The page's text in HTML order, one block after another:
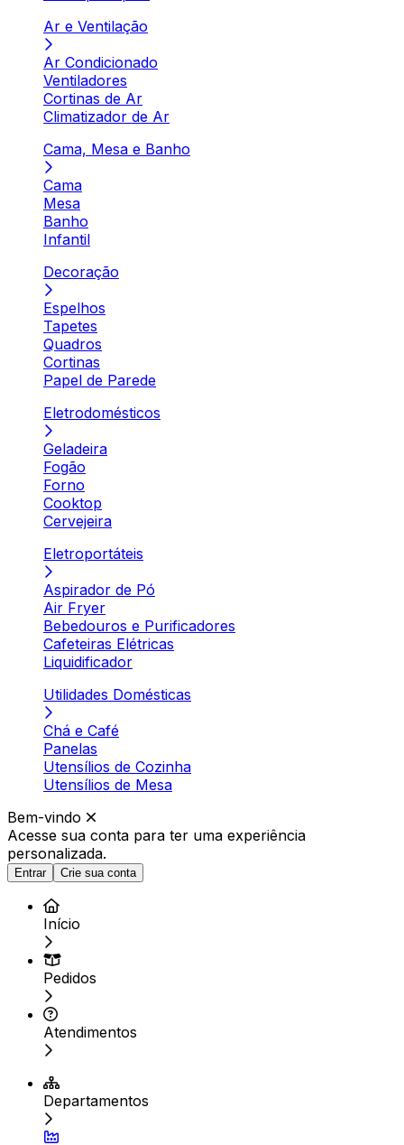
Ar e Ventilação
Ar Condicionado
Ventiladores
Cortinas de Ar
Climatizador de Ar
Cama, Mesa e Banho
Cama
Mesa
Banho
Infantil
Decoração
Espelhos
Tapetes
Quadros
Cortinas
Papel de Parede
Eletrodomésticos
Geladeira
Fogão
Forno
Cooktop
Cervejeira
Eletroportáteis
Aspirador de Pó
Air Fryer
Bebedouros e Purificadores
Cafeteiras Elétricas
Liquidificador
Utilidades Domésticas
Chá e Café
Panelas
Utensílios de Cozinha
Utensílios de Mesa
Bem-vindo
Acesse sua conta para ter uma experiência
personalizada.
Entrar Crie sua conta
Início
Pedidos
Atendimentos
Departamentos